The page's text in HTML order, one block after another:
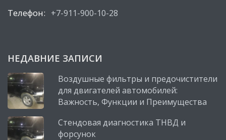
Телефон: +7-911-900-10-28
НЕДАВНИЕ ЗАПИСИ
Воздушные фильтры и предочистители
для двигателей автомобилей:
Важность, Функции и Преимущества
Стендовая диагностика ТНВД и
форсунок